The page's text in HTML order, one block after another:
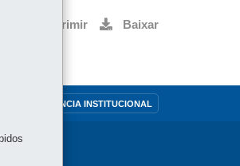
Imprimir Baixar
TRANSPARÊNCIA INSTITUCIONAL